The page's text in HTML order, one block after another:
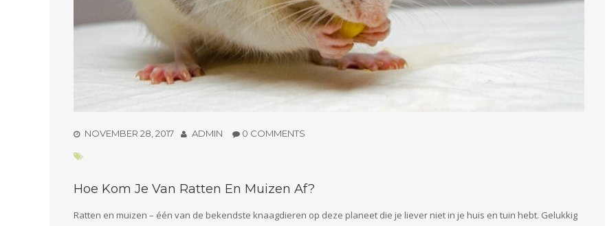
NOVEMBER 28, 2017 ADMIN 0 COMMENTS
Hoe Kom Je Van Ratten En Muizen Af?
Ratten en muizen – één van de bekendste knaagdieren op deze planeet die je liever niet in je huis en tuin hebt. Gelukkig